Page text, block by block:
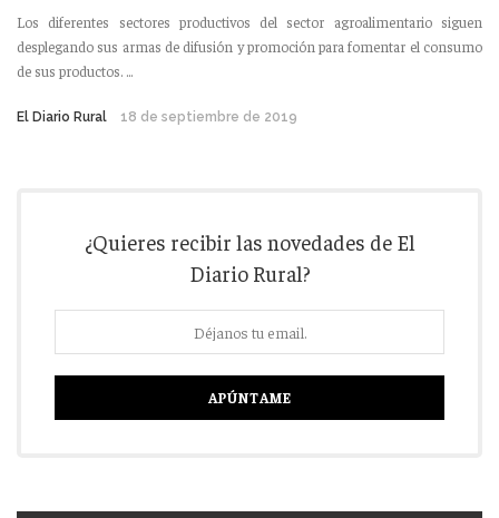
Los diferentes sectores productivos del sector agroalimentario siguen
desplegando sus armas de difusión y promoción para fomentar el consumo
de sus productos. ...
El Diario Rural 18 de septiembre de 2019
¿Quieres recibir las novedades de El
Diario Rural?